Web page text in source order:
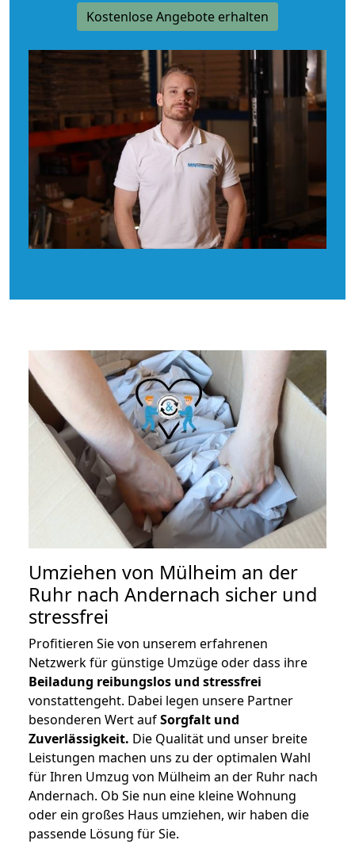
Kostenlose Angebote erhalten
Umziehen von Mülheim an der
Ruhr nach Andernach sicher und
stressfrei
Profitieren Sie von unserem erfahrenen
Netzwerk für günstige Umzüge oder dass ihre
Beiladung reibungslos und stressfrei
vonstattengeht. Dabei legen unsere Partner
besonderen Wert aufSorgfalt und
Zuverlässigkeit. Die Qualität und unser breite
Leistungen machen uns zu der optimalen Wahl
für Ihren Umzug von Mülheim an der Ruhr nach
Andernach. Ob Sie nun eine kleine Wohnung
oder ein großes Haus umziehen, wir haben die
passende Lösung für Sie.